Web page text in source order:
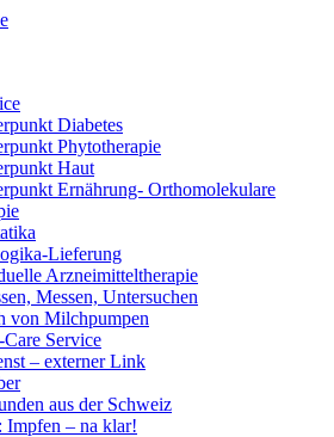
Diabetes
Phytotherapie
Haut
Ernährung- Orthomolekulare
Lieferung
Arzneimitteltherapie
Messen, Untersuchen
von Milchpumpen
Service
– externer Link
aus der Schweiz
Impfen – na klar!